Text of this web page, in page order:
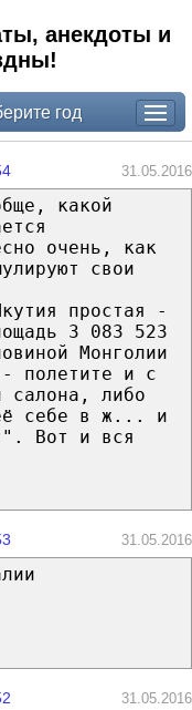
анекдоты и
год
31.05.2016
какой
очень, как
свои
простая -
3 083 523
Монголии
- полетите и с
салона, либо
её себе в ж... и
Вот и вся
31.05.2016
31.05.2016